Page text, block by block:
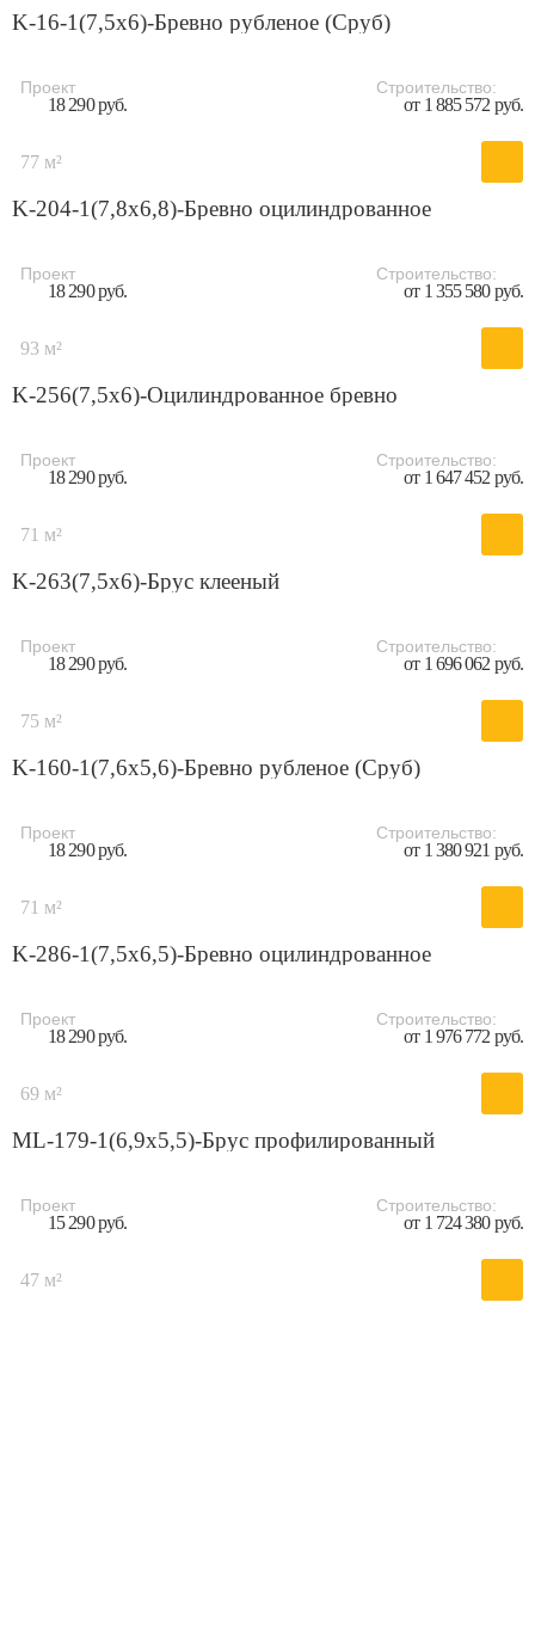
K-16-1(7,5х6)-Бревно рубленое (Сруб)
Проект
18 290 руб.
Строительство:
от 1 885 572 руб.
77 м²
K-204-1(7,8х6,8)-Бревно оцилиндрованное
Проект
18 290 руб.
Строительство:
от 1 355 580 руб.
93 м²
K-256(7,5x6)-Оцилиндрованное бревно
Проект
18 290 руб.
Строительство:
от 1 647 452 руб.
71 м²
K-263(7,5x6)-Брус клееный
Проект
18 290 руб.
Строительство:
от 1 696 062 руб.
75 м²
K-160-1(7,6x5,6)-Бревно рубленое (Сруб)
Проект
18 290 руб.
Строительство:
от 1 380 921 руб.
71 м²
K-286-1(7,5x6,5)-Бревно оцилиндрованное
Проект
18 290 руб.
Строительство:
от 1 976 772 руб.
69 м²
ML-179-1(6,9x5,5)-Брус профилированный
Проект
15 290 руб.
Строительство:
от 1 724 380 руб.
47 м²